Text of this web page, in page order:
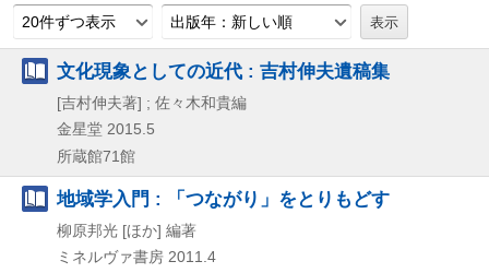
20件ずつ表示 出版年：新しい順
文化現象としての近代 : 吉村伸夫遺稿集
[吉村伸夫著] ; 佐々木和貴編
金星堂 2015.5
所蔵館71館
地域学入門 : 「つながり」をとりもどす
柳原邦光 [ほか] 編著
ミネルヴァ書房 2011.4